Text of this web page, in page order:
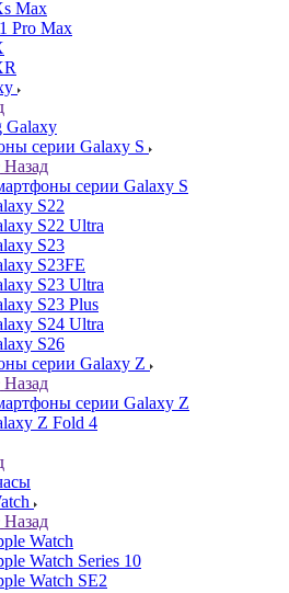
Max
Pro Max
Galaxy
серии Galaxy S
Назад
серии Galaxy S
S22
S22 Ultra
S23
S23FE
S23 Ultra
S23 Plus
S24 Ultra
S26
серии Galaxy Z
Назад
серии Galaxy Z
Z Fold 4
Назад
Watch
Watch Series 10
Watch SE2